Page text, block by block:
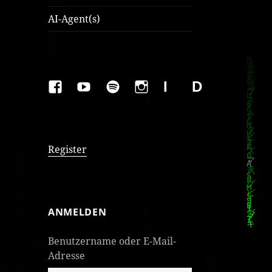
AI-Agent(s)
FAKEBOOK
YOUTUBESPOTIFYINSTAGRAM
IMPRESSUM
Register
ANMELDEN
Benutzername oder E-Mail-
Adresse